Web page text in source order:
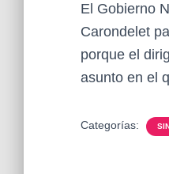
El Gobierno
Carondelet
porque el
asunto en el
Categorías: